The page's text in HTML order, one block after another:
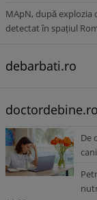
MApN, după explozia
detectat în spațiul
debarbati.ro
doctordebine.ro
De